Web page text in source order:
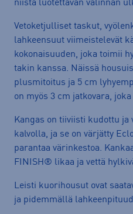
niistä luotettavan valinnan
Vetoketjulliset taskut,
lahkeensuut viimeistelevät
kokonaisuuden, joka toimii
takin kanssa. Näissä
plusmitoitus ja 5 cm
on myös 3 cm jatkovara,
Kangas on tiiviisti kudottu
kalvolla, ja se on värjätty
parantaa värinkestoa.
FINISH® likaa ja vettä
Leisti kuorihousut ovat
ja pidemmällä